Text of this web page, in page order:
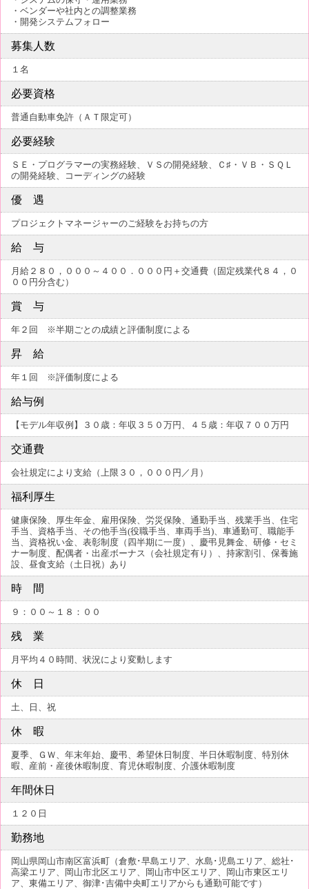
・ベンダーや社内との調整業務
・開発システムフォロー
募集人数
１名
必要資格
普通自動車免許（ＡＴ限定可）
必要経験
ＳＥ・プログラマーの実務経験、ＶＳの開発経験、Ｃ♯・ＶＢ・ＳＱＬ
の開発経験、コーディングの経験
優 遇
プロジェクトマネージャーのご経験をお持ちの方
給 与
月給２８０，０００～４００．０００円＋交通費（固定残業代８４，０
００円分含む）
賞 与
年２回 ※半期ごとの成績と評価制度による
昇 給
年１回 ※評価制度による
給与例
【モデル年収例】３０歳：年収３５０万円、４５歳：年収７００万円
交通費
会社規定により支給（上限３０，０００円／月）
福利厚生
健康保険、厚生年金、雇用保険、労災保険、通勤手当、残業手当、住宅
手当、資格手当、その他手当(役職手当、車両手当)、車通勤可、職能手
当、資格祝い金、表彰制度（四半期に一度）、慶弔見舞金、研修・セミ
ナー制度、配偶者・出産ボーナス（会社規定有り）、持家割引、保養施
設、昼食支給（土日祝）あり
時 間
９：００～１８：００
残 業
月平均４０時間、状況により変動します
休 日
土、日、祝
休 暇
夏季、ＧＷ、年末年始、慶弔、希望休日制度、半日休暇制度、特別休
暇、産前・産後休暇制度、育児休暇制度、介護休暇制度
年間休日
１２０日
勤務地
岡山県岡山市南区富浜町（倉敷･早島エリア、水島･児島エリア、総社･
高梁エリア、岡山市北区エリア、岡山市中区エリア、岡山市東区エリ
ア、東備エリア、御津･吉備中央町エリアからも通勤可能です）